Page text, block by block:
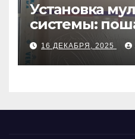
Установка
системы:
руководство
16 ДЕКАБРЯ, 2025